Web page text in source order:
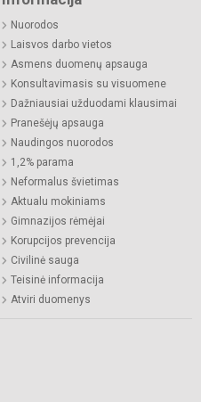
Nuorodos
Laisvos darbo vietos
Asmens duomenų apsauga
Konsultavimasis su visuomene
Dažniausiai užduodami klausimai
Pranešėjų apsauga
Naudingos nuorodos
1,2% parama
Neformalus švietimas
Aktualu mokiniams
Gimnazijos rėmėjai
Korupcijos prevencija
Civilinė sauga
Teisinė informacija
Atviri duomenys